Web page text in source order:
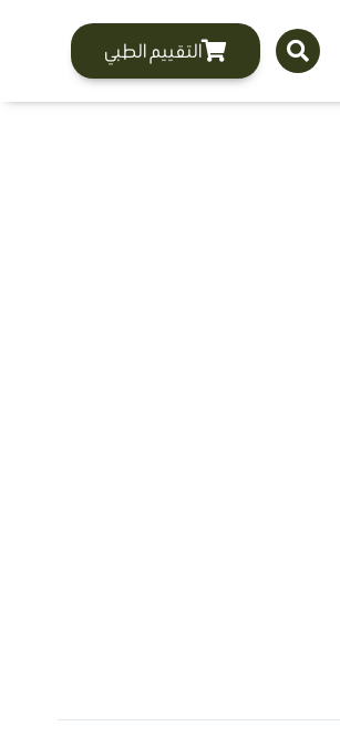
التقييم الطبي